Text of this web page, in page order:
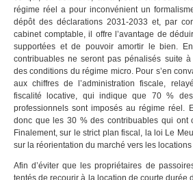
régime réel a pour inconvénient un
dépôt des déclarations 2031-2033 et, par
cabinet comptable, il offre l’avantage de
supportées et de pouvoir amortir le bien.
contribuables ne seront pas pénalisés suite
des conditions du régime micro. Pour s’en
aux chiffres de l’administration fiscale,
fiscalité locative, qui indique que 70 %
professionnels sont imposés au régime réel.
donc que les 30 % des contribuables qui ont
Finalement, sur le strict plan fiscal, la loi Le
sur la réorientation du marché vers les
Afin d’éviter que les propriétaires de
tentés de recourir à la location de courte durée